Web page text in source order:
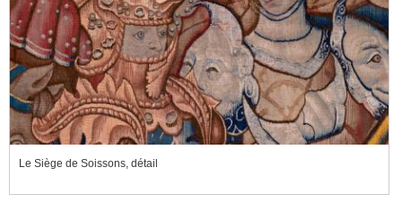
Le Siège de Soissons, détail